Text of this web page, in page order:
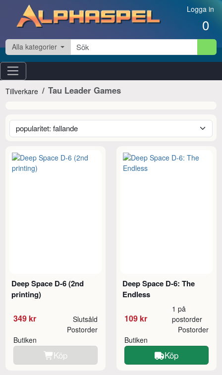
Hoppa till innehåll Logga in
0
Alla kategorier
Tillverkare Tau Leader Games
Deep Space D-6 (2nd
printing)
349 kr Slutsåld
Butiken
Postorder
Köp
Deep Space D-6: The
Endless
109 kr
1 på
postorder
Butiken
Postorder
Köp